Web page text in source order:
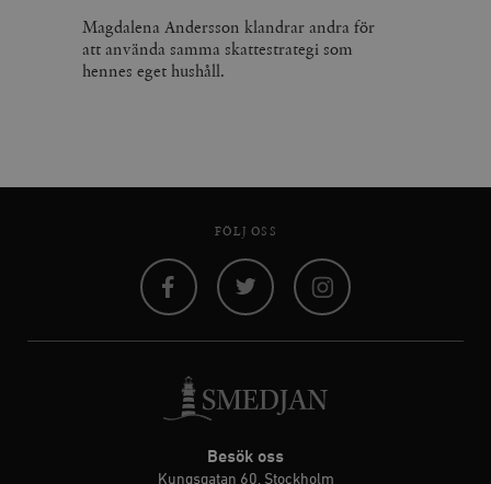
Magdalena Andersson klandrar andra för
att använda samma skattestrategi som
hennes eget hushåll.
FÖLJ OSS
Besök oss
Kungsgatan 60, Stockholm